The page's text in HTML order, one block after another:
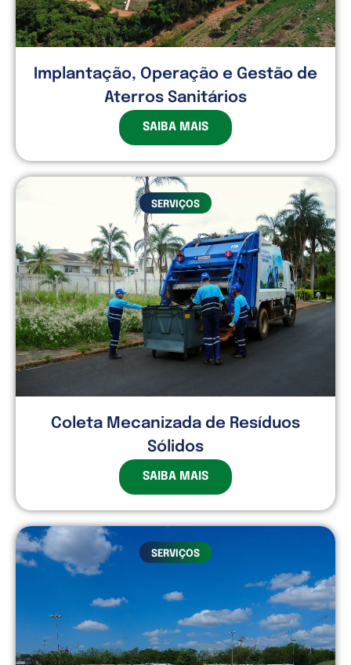
Implantação, Operação e Gestão de
Aterros Sanitários
SAIBA MAIS
SERVIÇOS
Coleta Mecanizada de Resíduos
Sólidos
SAIBA MAIS
SERVIÇOS